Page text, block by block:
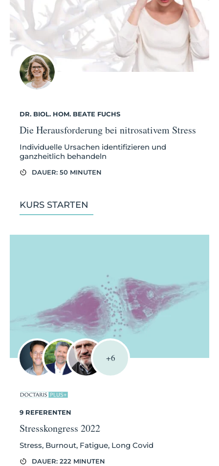
DR. BIOL. HOM. BEATE FUCHS
Die Herausforderung bei nitrosativem Stress
Individuelle Ursachen identifizieren und
ganzheitlich behandeln
DAUER: 50 MINUTEN
KURS STARTEN
+6
9 REFERENTEN
Stresskongress 2022
Stress, Burnout, Fatigue, Long Covid
DAUER: 222 MINUTEN